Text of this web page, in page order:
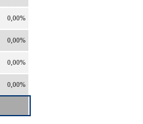
0,00%
0,00%
0,00%
0,00%